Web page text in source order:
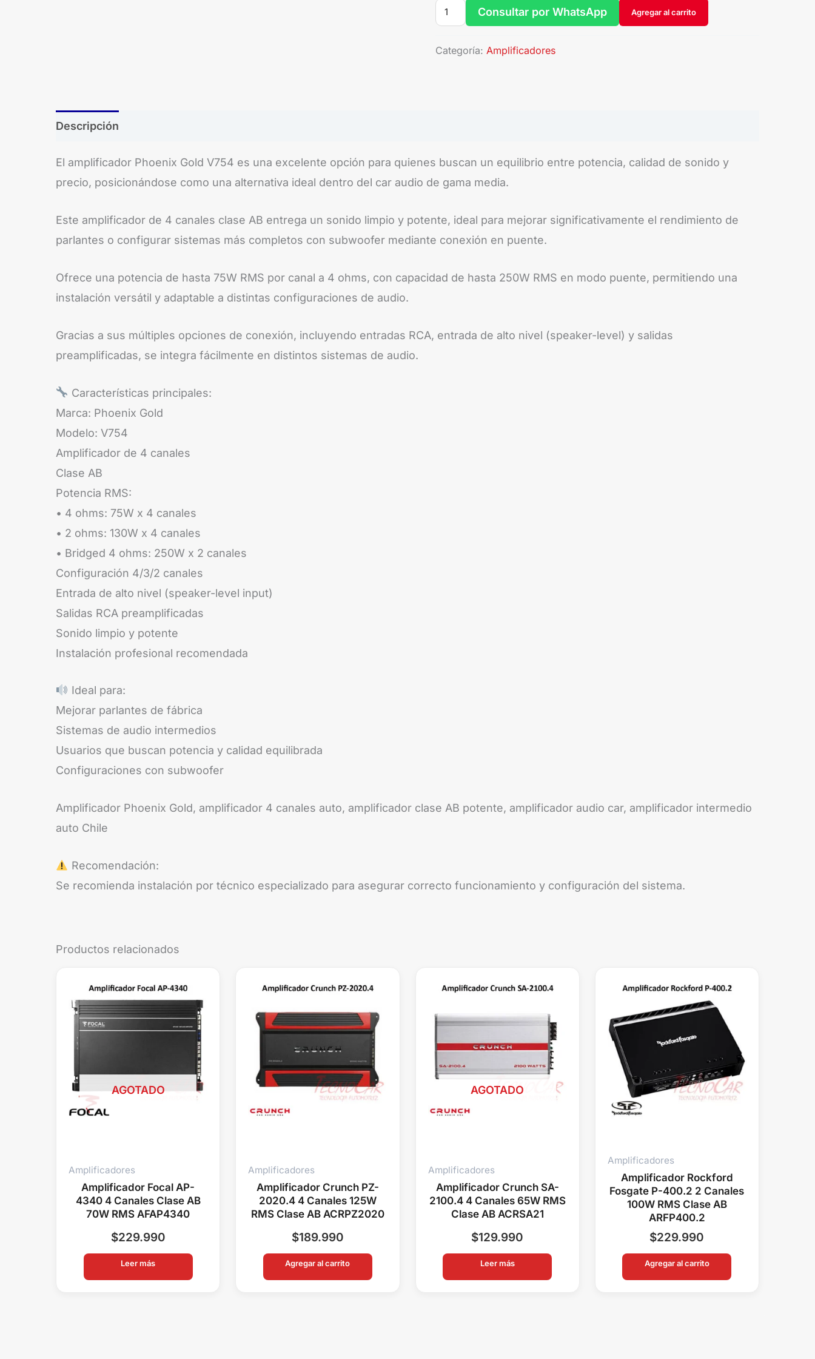
Agregar al carrito
Consultar por WhatsApp
Categoría: Amplificadores
Descripción
El amplificador Phoenix Gold V754 es una excelente opción para quienes buscan un equilibrio entre potencia, calidad de sonido y
precio, posicionándose como una alternativa ideal dentro del car audio de gama media.
Este amplificador de 4 canales clase AB entrega un sonido limpio y potente, ideal para mejorar significativamente el rendimiento de
parlantes o configurar sistemas más completos con subwoofer mediante conexión en puente.
Ofrece una potencia de hasta 75W RMS por canal a 4 ohms, con capacidad de hasta 250W RMS en modo puente, permitiendo una
instalación versátil y adaptable a distintas configuraciones de audio.
Gracias a sus múltiples opciones de conexión, incluyendo entradas RCA, entrada de alto nivel (speaker-level) y salidas
preamplificadas, se integra fácilmente en distintos sistemas de audio.
Características principales:
Marca: Phoenix Gold
Modelo: V754
Amplificador de 4 canales
Clase AB
Potencia RMS:
• 4 ohms: 75W x 4 canales
• 2 ohms: 130W x 4 canales
• Bridged 4 ohms: 250W x 2 canales
Configuración 4/3/2 canales
Entrada de alto nivel (speaker-level input)
Salidas RCA preamplificadas
Sonido limpio y potente
Instalación profesional recomendada
Ideal para:
Mejorar parlantes de fábrica
Sistemas de audio intermedios
Usuarios que buscan potencia y calidad equilibrada
Configuraciones con subwoofer
Amplificador Phoenix Gold, amplificador 4 canales auto, amplificador clase AB potente, amplificador audio car, amplificador intermedio
auto Chile
Recomendación:
Se recomienda instalación por técnico especializado para asegurar correcto funcionamiento y configuración del sistema.
Productos relacionados
AGOTADO
Amplificadores
Amplificador Focal AP-
4340 4 Canales Clase AB
70W RMS AFAP4340
$229.990
Leer más
Amplificadores
Amplificador Crunch PZ-
2020.4 4 Canales 125W
RMS Clase AB ACRPZ2020
$189.990
Agregar al carrito
AGOTADO
Amplificadores
Amplificador Crunch SA-
2100.4 4 Canales 65W RMS
Clase AB ACRSA21
$129.990
Leer más
Amplificadores
Amplificador Rockford
Fosgate P-400.2 2 Canales
100W RMS Clase AB
ARFP400.2
$229.990
Agregar al carrito